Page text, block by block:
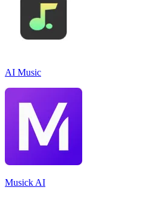
AI Music
Musick AI